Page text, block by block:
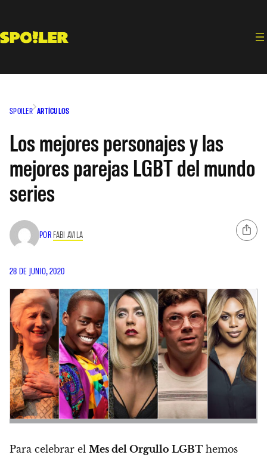
contenido
SPOILER ARTÍCULOS
Los mejores personajes y las
mejores parejas LGBT del mundo
series
POR FABI AVILA
28 DE JUNIO, 2020
Para celebrar el Mes del Orgullo LGBT hemos